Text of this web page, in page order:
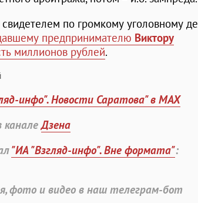
по громкому уголовному
предпринимателю Виктору
миллионов рублей.
инфо". Новости Саратова" в MAX
каналеДзена
"ИА "Взгляд-инфо". Вне формата":
фото и видео в наш телеграм-бот